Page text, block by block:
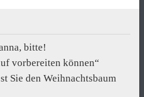
bitte!
vorbereiten können“
Sie den Weihnachtsbaum